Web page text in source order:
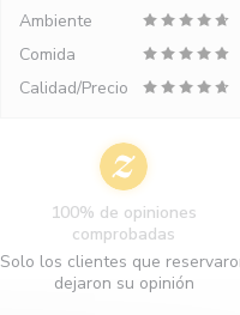
Ambiente
Comida
Calidad/Precio
100% de opiniones
comprobadas
Solo los clientes que
dejaron su opinión